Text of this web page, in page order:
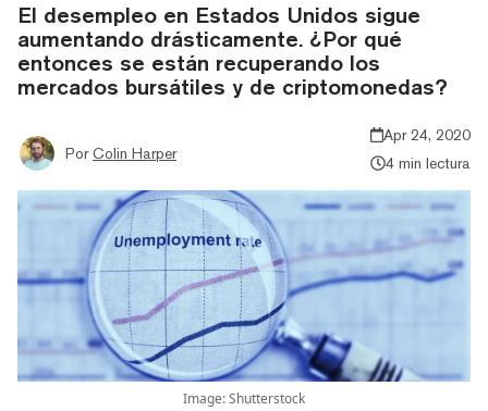
El desempleo en Estados Unidos sigue
aumentando drásticamente. ¿Por qué
entonces se están recuperando los
mercados bursátiles y de criptomonedas?
Por Colin Harper
Apr 24, 2020
4 min lectura
Image: Shutterstock